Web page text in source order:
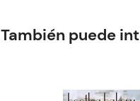
También puede